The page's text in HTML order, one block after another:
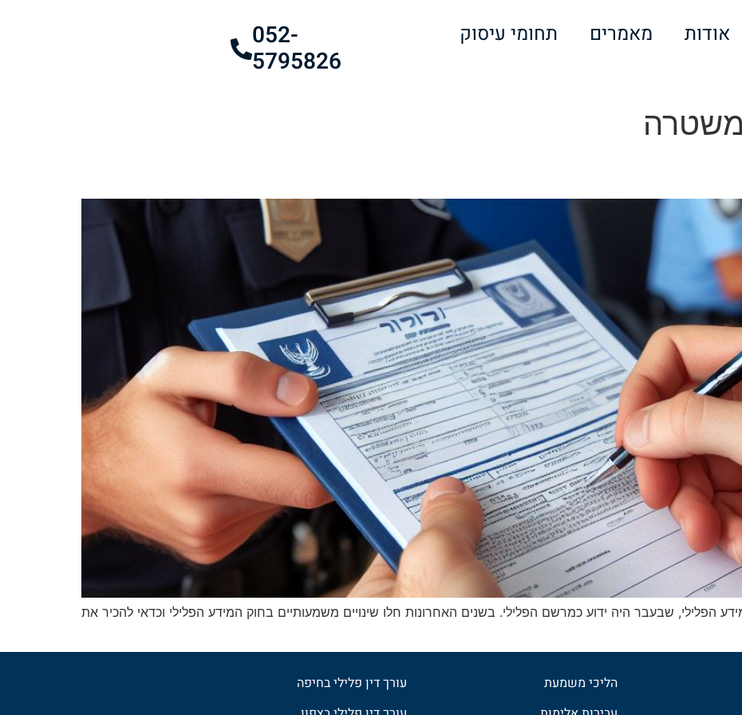
אודות מאמרים תחומי עיסוק
052-
5795826
משטרה
הפלילי, שבעבר היה ידוע כמרשם הפלילי. בשנים האחרונות חלו שינויים משמעותיים בחוק המידע הפלילי וכדאי להכיר את
הליכי משמעת
עורך דין פלילי בחיפה